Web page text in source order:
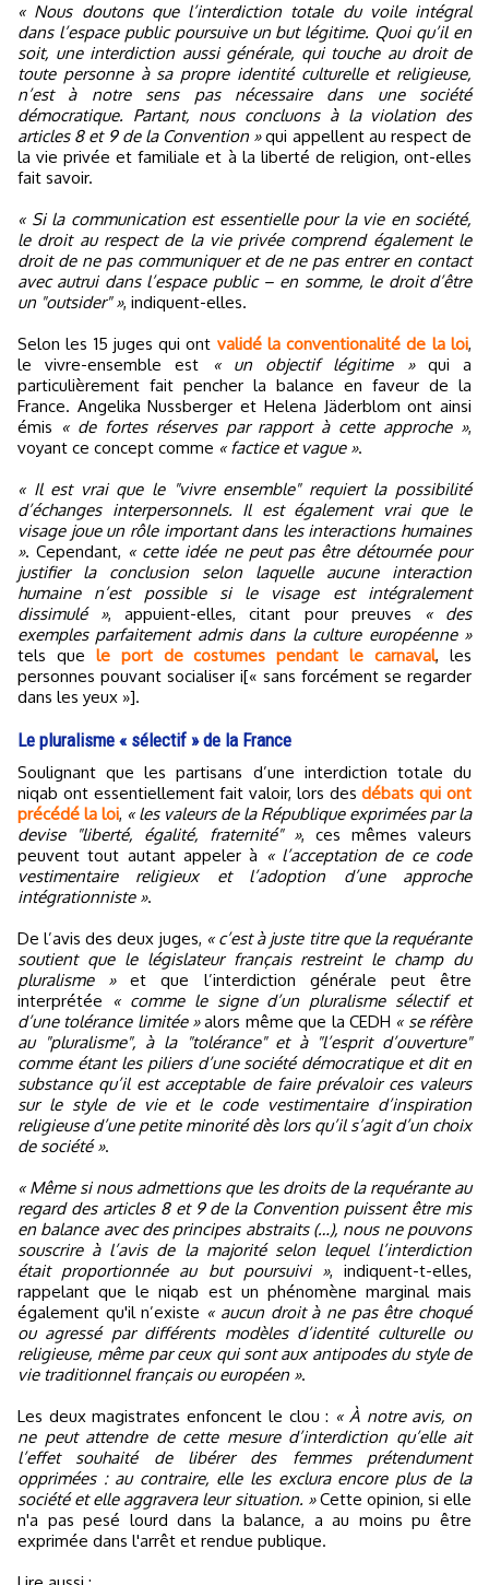
« Nous doutons que l’interdiction totale du voile intégral
dans l’espace public poursuive un but légitime. Quoi qu’il en
soit, une interdiction aussi générale, qui touche au droit de
toute personne à sa propre identité culturelle et religieuse,
n’est à notre sens pas nécessaire dans une société
démocratique. Partant, nous concluons à la violation des
articles 8 et 9 de la Convention »qui appellent au respect de
la vie privée et familiale et à la liberté de religion, ont-elles
fait savoir.
« Si la communication est essentielle pour la vie en société,
le droit au respect de la vie privée comprend également le
droit de ne pas communiquer et de ne pas entrer en contact
avec autrui dans l’espace public – en somme, le droit d’être
un "outsider" », indiquent-elles.
Selon les 15 juges qui ont validé la conventionalité de la loi,
le vivre-ensemble est
« un objectif légitime »qui a
particulièrement fait pencher la balance en faveur de la
France. Angelika Nussberger et Helena Jäderblom ont ainsi
émis « de fortes réserves par rapport à cette approche »,
voyant ce concept comme « factice et vague ».
« Il est vrai que le "vivre ensemble" requiert la possibilité
d’échanges interpersonnels. Il est également vrai que le
visage joue un rôle important dans les interactions humaines
». Cependant, « cette idée ne peut pas être détournée pour
justifier la conclusion selon laquelle aucune interaction
humaine n’est possible si le visage est intégralement
dissimulé », appuient-elles, citant pour preuves
« des
exemples parfaitement admis dans la culture européenne »
tels que le port de costumes pendant le carnaval, les
personnes pouvant socialiser i[« sans forcément se regarder
dans les yeux »].
Le pluralisme « sélectif » de la France
Soulignant que les partisans d’une interdiction totale du
niqab ont essentiellement fait valoir, lors desdébats qui ont
précédé la loi, « les valeurs de la République exprimées par la
devise "liberté, égalité, fraternité" », ces mêmes valeurs
peuvent tout autant appeler à « l’acceptation de ce code
vestimentaire religieux et l’adoption d’une approche
intégrationniste ».
De l’avis des deux juges, « c’est à juste titre que la requérante
soutient que le législateur français restreint le champ du
pluralisme »et que l’interdiction générale peut être
interprétée
« comme le signe d’un pluralisme sélectif et
d’une tolérance limitée »alors même que la CEDH « se réfère
au "pluralisme", à la "tolérance" et à "l’esprit d’ouverture"
comme étant les piliers d’une société démocratique et dit en
substance qu’il est acceptable de faire prévaloir ces valeurs
sur le style de vie et le code vestimentaire d’inspiration
religieuse d’une petite minorité dès lors qu’il s’agit d’un choix
de société ».
« Même si nous admettions que les droits de la requérante au
regard des articles 8 et 9 de la Convention puissent être mis
en balance avec des principes abstraits (…), nous ne pouvons
souscrire à l’avis de la majorité selon lequel l’interdiction
était proportionnée au but poursuivi », indiquent-t-elles,
rappelant que le niqab est un phénomène marginal mais
également qu'il n’existe « aucun droit à ne pas être choqué
ou agressé par différents modèles d’identité culturelle ou
religieuse, même par ceux qui sont aux antipodes du style de
vie traditionnel français ou européen ».
Les deux magistrates enfoncent le clou : « À notre avis, on
ne peut attendre de cette mesure d’interdiction qu’elle ait
l’effet souhaité de libérer des femmes prétendument
opprimées : au contraire, elle les exclura encore plus de la
société et elle aggravera leur situation. »Cette opinion, si elle
n'a pas pesé lourd dans la balance, a au moins pu être
exprimée dans l'arrêt et rendue publique.